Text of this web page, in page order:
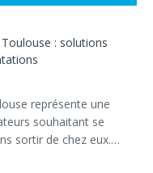
: solutions
représente une
souhaitant se
sortir de chez eux.…